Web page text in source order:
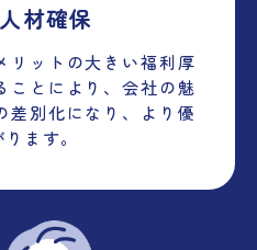
材確保
リットの大きい福利厚
ことにより、会社の魅
差別化になり、より優
ます。